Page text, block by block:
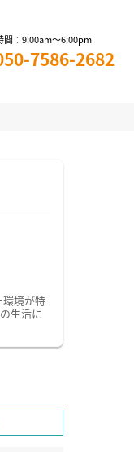
間：9:00am～6:00pm
7586-2682
境が特
生活に